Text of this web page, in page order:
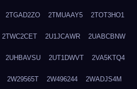
2TGAD2ZO 2TMUAAY5 2TOT3HO1
2TWC2CET 2U1JCAWR 2UABCBNW
2UHBAVSU 2UT1DWVT 2VA5KTQ4
2W29565T 2W496244 2WADJS4M